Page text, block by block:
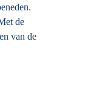
de
van de